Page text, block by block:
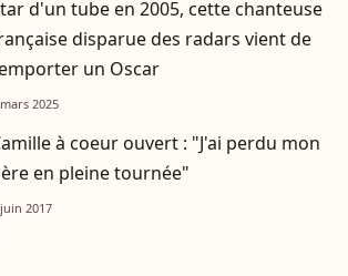
d'un tube en 2005, cette chanteuse
disparue des radars vient de
un Oscar
2025
à coeur ouvert : "J'ai perdu mon
en pleine tournée"
2017